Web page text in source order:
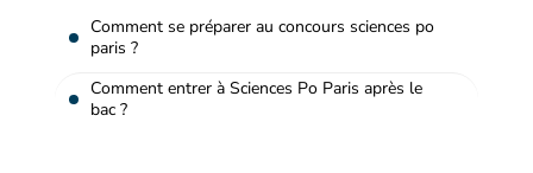
Comment se préparer au concours sciences po
paris ?
Comment entrer à Sciences Po Paris après le
bac ?